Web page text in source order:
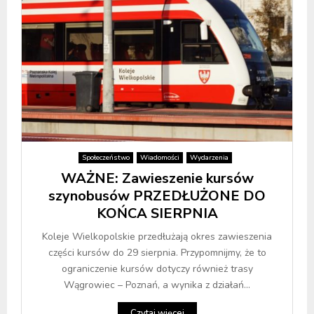
Społeczeństwo Wiadomości Wydarzenia
WAŻNE: Zawieszenie kursów
szynobusów PRZEDŁUŻONE DO
KOŃCA SIERPNIA
Koleje Wielkopolskie przedłużają okres zawieszenia
części kursów do 29 sierpnia. Przypomnijmy, że to
ograniczenie kursów dotyczy również trasy
Wągrowiec – Poznań, a wynika z działań...